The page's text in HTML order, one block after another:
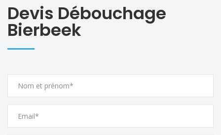
Devis Débouchage
Bierbeek